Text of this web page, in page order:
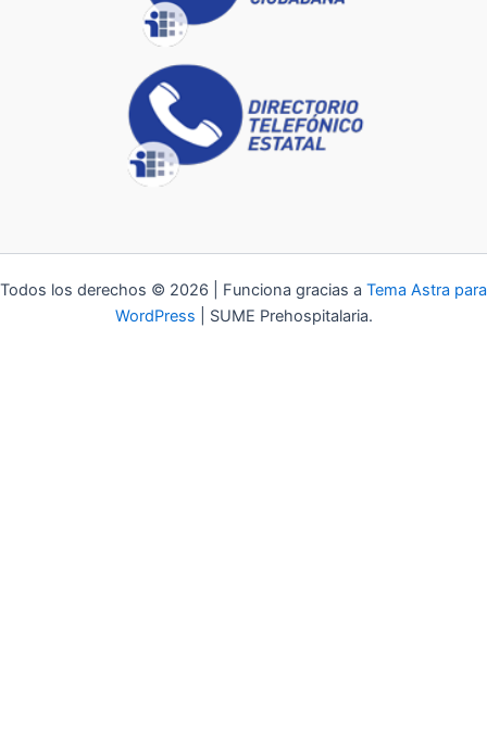
Todos los derechos © 2026 | Funciona gracias a Tema Astra para
WordPress | SUME Prehospitalaria.